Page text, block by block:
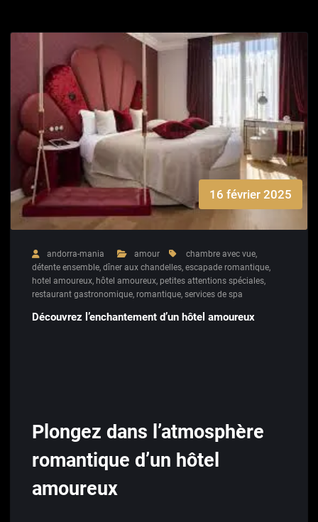
16 février 2025
andorra-mania amour chambre avec vue,
détente ensemble, dîner aux chandelles, escapade romantique,
hotel amoureux, hôtel amoureux, petites attentions spéciales,
restaurant gastronomique, romantique, services de spa
Découvrez l’enchantement d’un hôtel amoureux
Plongez dans l’atmosphère
romantique d’un hôtel
amoureux